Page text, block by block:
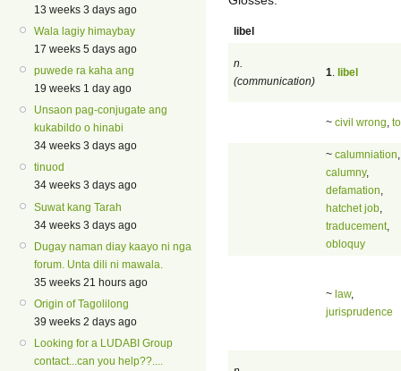
13 weeks 3 days ago
Wala lagiy himaybay
17 weeks 5 days ago
puwede ra kaha ang
19 weeks 1 day ago
Unsaon pag-conjugate ang
kukabildo o hinabi
34 weeks 3 days ago
tinuod
34 weeks 3 days ago
Suwat kang Tarah
34 weeks 3 days ago
Dugay naman diay kaayo ni nga
forum. Unta dili ni mawala.
35 weeks 21 hours ago
Origin of Tagolilong
39 weeks 2 days ago
Looking for a LUDABI Group
contact...can you help??....
libel
n.
(communication)
1 libel
~ civil wrong
~ calumniation
calumny,
defamation
hatchet job
traducement,
obloquy
~ law,
jurisprudence